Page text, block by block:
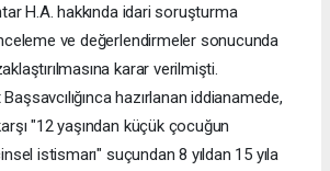
H.A. hakkında idari soruşturma
ve değerlendirmeler sonucunda
karar verilmişti.
hazırlanan iddianamede,
"12 yaşından küçük çocuğun
istismarı" suçundan 8 yıldan 15 yıla